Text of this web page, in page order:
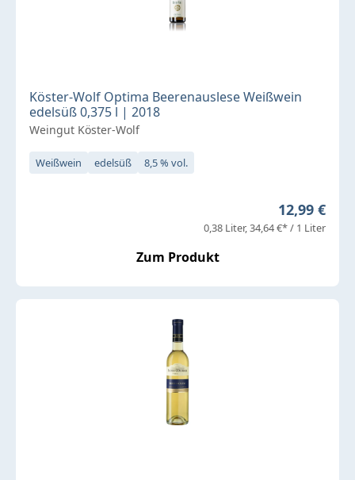
Köster-Wolf Optima Beerenauslese Weißwein
edelsüß 0,375 l | 2018
Weingut Köster-Wolf
Weißwein edelsüß 8,5 % vol.
Regulärer
12,99 €
0,38 Liter 34,64 €* / 1 Liter
Zum Produkt